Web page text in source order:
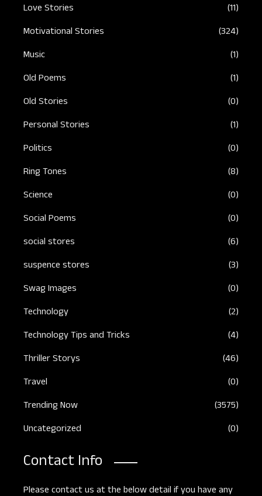
Love Stories
(11)
Motivational Stories
(324)
Music
(1)
Old Poems
(1)
Old Stories
(0)
Personal Stories
(1)
Politics
(0)
Ring Tones
(8)
Science
(0)
Social Poems
(0)
social stores
(6)
suspence stores
(3)
Swag Images
(0)
Technology
(2)
Technology Tips and Tricks
(4)
Thriller Storys
(46)
Travel
(0)
Trending Now
(3575)
Uncategorized
(0)
Contact Info
Please contact us at the below detail if you have any